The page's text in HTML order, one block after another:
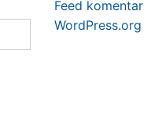
Feed komentar
WordPress.org